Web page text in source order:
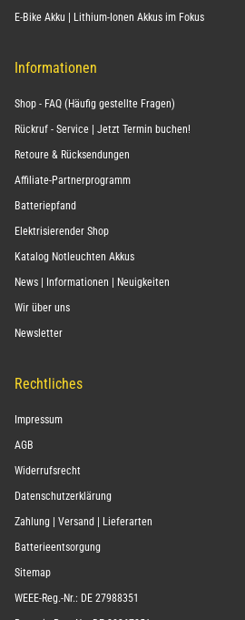
E-Bike Akku | Lithium-Ionen Akkus im Fokus
Informationen
Shop - FAQ (Häufig gestellte Fragen)
Rückruf - Service | Jetzt Termin buchen!
Retoure & Rücksendungen
Affiliate-Partnerprogramm
Batteriepfand
Elektrisierender Shop
Katalog Notleuchten Akkus
News | Informationen | Neuigkeiten
Wir über uns
Newsletter
Rechtliches
Impressum
AGB
Widerrufsrecht
Datenschutzerklärung
Zahlung | Versand | Lieferarten
Batterieentsorgung
Sitemap
WEEE-Reg.-Nr.: DE 27988351